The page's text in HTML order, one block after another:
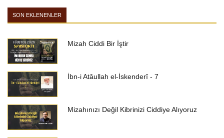
SON EKLENENLER
Mizah Ciddi Bir İştir
İbn-i Atâullah el-İskenderî - 7
Mizahınızı Değil Kibrinizi Ciddiye Alıyoruz